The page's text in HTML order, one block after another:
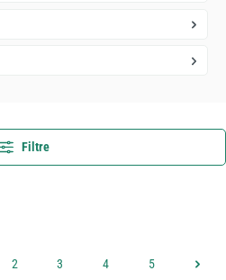
Filtre
Page
2 Page
3 Page
4 Page
5